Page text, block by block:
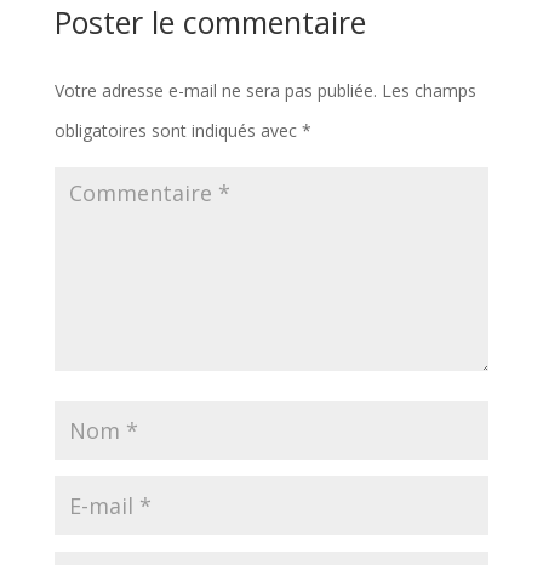
Poster le commentaire
Votre adresse e-mail ne sera pas publiée. Les champs
obligatoires sont indiqués avec *